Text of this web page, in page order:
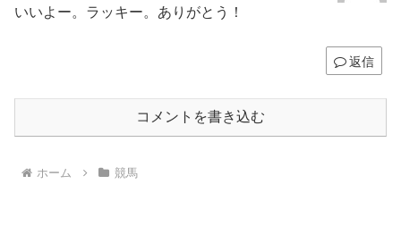
いいよー。ラッキー。ありがとう！
返信
コメントを書き込む
ホーム 競馬